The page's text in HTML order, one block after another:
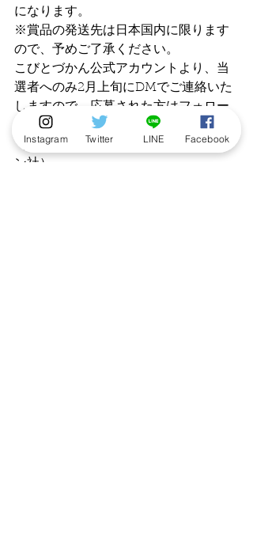
になります。
※賞品の発送先は日本国内に限ります
ので、予めご了承ください。
こびとづかん公式アカウントより、当
選者へのみ2月上旬にDMでご連絡いた
しますので、応募された方はフォロー
を外さないようお願いいたします。
（キャンペーン主催：株式会社ロクリ
ン社）
Instagram Twitter LINE Facebook